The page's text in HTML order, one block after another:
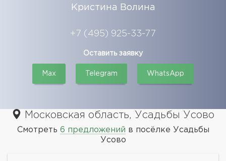
Кристина Волина
+7 (495) 925-33-77
Оставить заявку
Max Telegram WhatsApp
Московская область, Усадьбы Усово
Смотреть 6 предложений в посёлке Усадьбы
Усово